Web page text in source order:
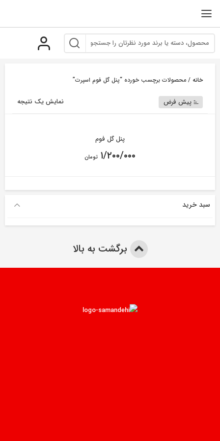
خانه / محصولات برچسب خورده “پنل گل فوم اسپرت”
نمایش یک نتیجه پیش فرض
پنل گل فوم
۱/۲۰۰/۰۰۰ تومان
سبد خرید
برگشت به بالا